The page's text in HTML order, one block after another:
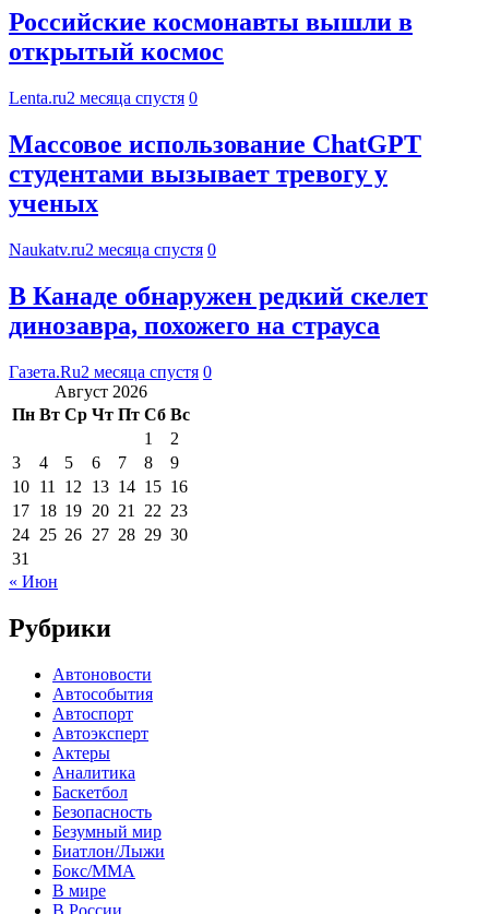
Российские космонавты вышли в
открытый космос
Lenta.ru2 месяца спустя 0
Массовое использование ChatGPT
студентами вызывает тревогу у
ученых
Naukatv.ru2 месяца спустя 0
В Канаде обнаружен редкий скелет
динозавра, похожего на страуса
Газета.Ru2 месяца спустя 0
Август 2026
Пн Вт Ср Чт Пт Сб Вс
1
2
3
4 5 6 7 8
9
10 11 12 13 14 15 16
17 18 19 20 21 22 23
24 25 26 27 28 29 30
31
« Июн
Рубрики
Автоновости
Автособытия
Автоспорт
Автоэксперт
Актеры
Аналитика
Баскетбол
Безопасность
Безумный мир
Биатлон/Лыжи
Бокс/MMA
В мире
В России